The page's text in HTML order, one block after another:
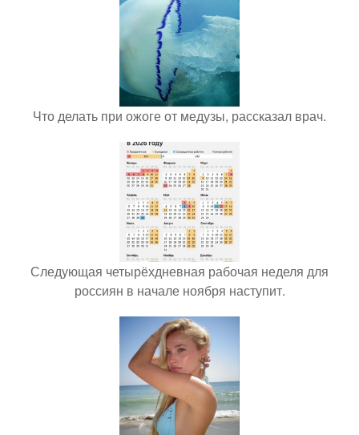
Что делать при ожоге от медузы, рассказал врач.
Следующая четырёхдневная рабочая неделя для
россиян в начале ноября наступит.